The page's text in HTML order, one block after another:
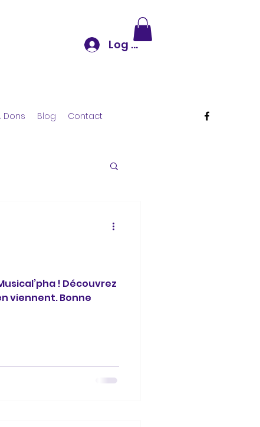
Log In
Blog Contact
! Découvrez
viennent. Bonne